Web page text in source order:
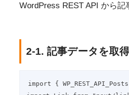
WordPress REST API から記
2-1. 記事データを取得
import {